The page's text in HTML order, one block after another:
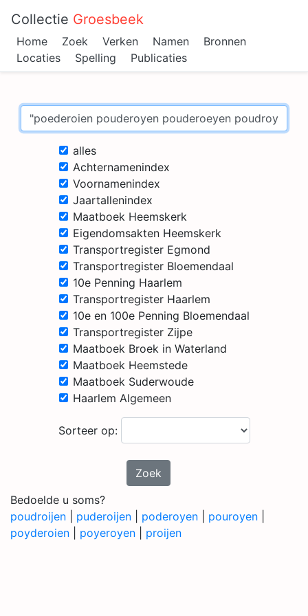
Collectie Groesbeek
Home Zoek Verken Namen
Bronnen
Locaties
Spelling Publicaties
alles
Achternamenindex
Voornamenindex
Jaartallenindex
Maatboek Heemskerk
Eigendomsakten Heemskerk
Transportregister Egmond
Transportregister Bloemendaal
10e Penning Haarlem
Transportregister Haarlem
10e en 100e Penning Bloemendaal
Transportregister Zijpe
Maatboek Broek in Waterland
Maatboek Heemstede
Maatboek Suderwoude
Haarlem Algemeen
Sorteer op:
Zoek
Bedoelde u soms?
poudroijen
puderoijen poderoyen pouroyen
poyderoien
poyeroyen proijen